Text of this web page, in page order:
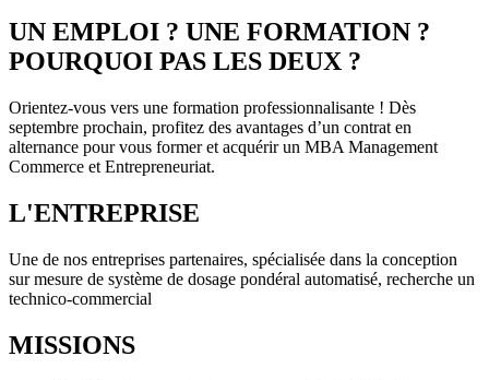
UN EMPLOI ? UNE FORMATION ?
POURQUOI PAS LES DEUX ?
Orientez-vous vers une formation professionnalisante ! Dès
septembre prochain, profitez des avantages d’un contrat en
alternance pour vous former et acquérir un MBA Management
Commerce et Entrepreneuriat.
L'ENTREPRISE
Une de nos entreprises partenaires, spécialisée dans la conception
sur mesure de système de dosage pondéral automatisé, recherche un
technico-commercial
MISSIONS